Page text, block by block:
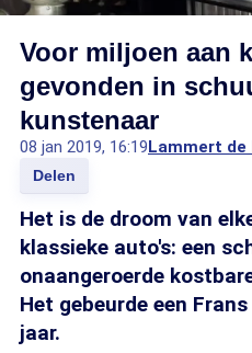
Voor miljoen aan
gevonden in
kunstenaar
08 jan 2019, 16:19Lammert de
Delen
Het is de droom van
klassieke auto's: een
onaangeroerde
Het gebeurde een
jaar.